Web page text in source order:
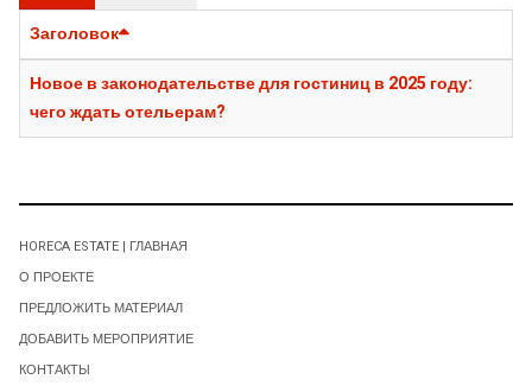
Заголовок
Новое в законодательстве для гостиниц в 2025 году:
чего ждать отельерам?
HORECA ESTATE | ГЛАВНАЯ
О ПРОЕКТЕ
ПРЕДЛОЖИТЬ МАТЕРИАЛ
ДОБАВИТЬ МЕРОПРИЯТИЕ
КОНТАКТЫ